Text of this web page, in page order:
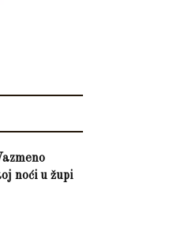
noći u župi